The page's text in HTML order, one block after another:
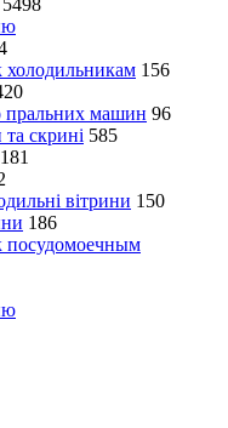
5498
холодильникам 156
пральних машин 96
скрині 585
181
вітрини 150
186
посудомоечным